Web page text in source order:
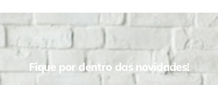
Fique por dentro das novidades!